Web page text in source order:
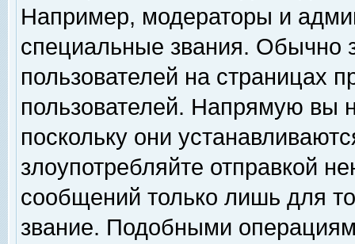
Например, модераторы и
специальные звания. Обычно
пользователей на страницах
пользователей. Напрямую вы
поскольку они
злоупотребляйте отправкой
сообщений только лишь для
звание. Подобными